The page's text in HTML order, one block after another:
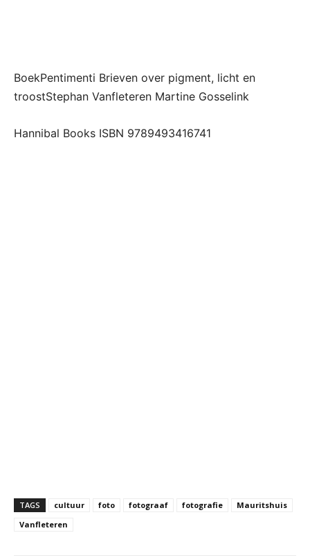
BoekPentimenti Brieven over pigment, licht en
troostStephan Vanfleteren Martine Gosselink
Hannibal Books ISBN 9789493416741
TAGS cultuur foto fotograaf fotografie
Mauritshuis
Vanfleteren